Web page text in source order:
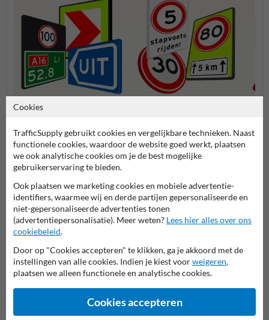
Verkeersborden RVV
Stel je vraag aan Scheepvaartbord.nl
Cookies
TrafficSupply gebruikt cookies en vergelijkbare technieken. Naast
functionele cookies, waardoor de website goed werkt, plaatsen
we ook analytische cookies om je de best mogelijke
gebruikerservaring te bieden.
Ook plaatsen we marketing cookies en mobiele advertentie-
identifiers, waarmee wij en derde partijen gepersonaliseerde en
niet-gepersonaliseerde advertenties tonen
(advertentiepersonalisatie). Meer weten? Lees hier alles over ons
cookiebeleid.
Door op "Cookies accepteren" te klikken, ga je akkoord met de
instellingen van alle cookies. Indien je kiest voorweigeren,
plaatsen we alleen functionele en analytische cookies.
Cookies accepteren